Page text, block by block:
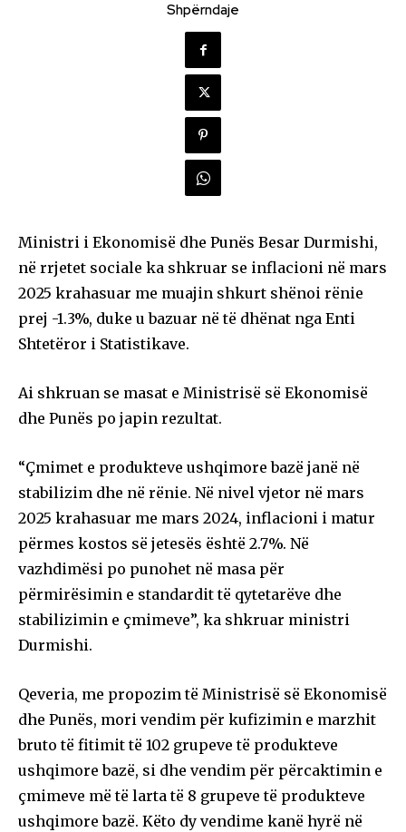
Shpërndaje
Ministri i Ekonomisë dhe Punës Besar Durmishi,
në rrjetet sociale ka shkruar se inflacioni në mars
2025 krahasuar me muajin shkurt shënoi rënie
prej -1.3%, duke u bazuar në të dhënat nga Enti
Shtetëror i Statistikave.
Ai shkruan se masat e Ministrisë së Ekonomisë
dhe Punës po japin rezultat.
“Çmimet e produkteve ushqimore bazë janë në
stabilizim dhe në rënie. Në nivel vjetor në mars
2025 krahasuar me mars 2024, inflacioni i matur
përmes kostos së jetesës është 2.7%. Në
vazhdimësi po punohet në masa për
përmirësimin e standardit të qytetarëve dhe
stabilizimin e çmimeve”, ka shkruar ministri
Durmishi.
Qeveria, me propozim të Ministrisë së Ekonomisë
dhe Punës, mori vendim për kufizimin e marzhit
bruto të fitimit të 102 grupeve të produkteve
ushqimore bazë, si dhe vendim për përcaktimin e
çmimeve më të larta të 8 grupeve të produkteve
ushqimore bazë. Këto dy vendime kanë hyrë në